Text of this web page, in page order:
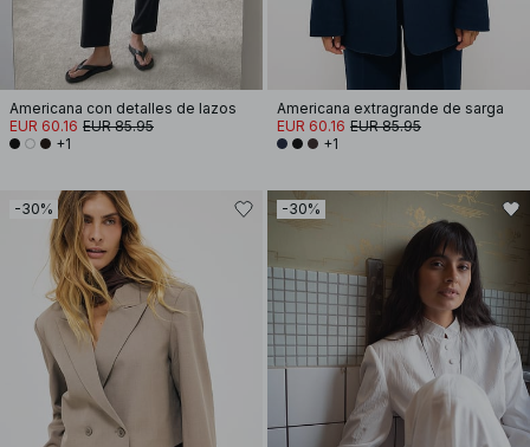
Americana con detalles de lazos
EUR 60.16 EUR 85.95
+1
Americana extragrande de sarga
EUR 60.16 EUR 85.95
+1
-30% -30%